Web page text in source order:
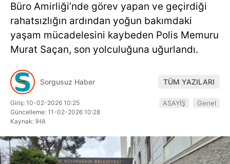
WhatsApp İhbar
MAGAZİN
EĞİTİM
Büro Amirliği’nde görev yapan ve geçirdiği
rahatsızlığın ardından yoğun bakımdaki
yaşam mücadelesini kaybeden Polis Memuru
Murat Saçan, son yolculuğuna uğurlandı.
Sorgusuz Haber TÜM YAZILARI
Giriş: 10-02-2026 10:25
Güncelleme: 11-02-2026 10:28
Kaynak: İHA
ASAYİŞ Genel